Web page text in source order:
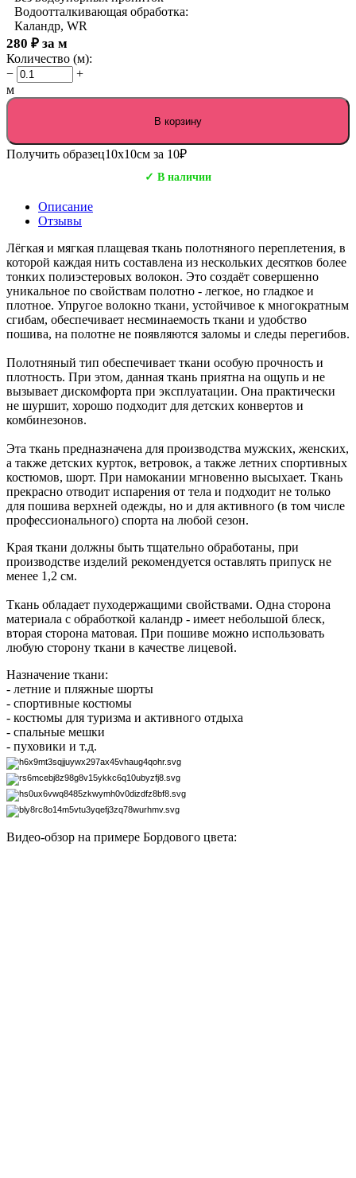
Водоотталкивающая обработка:
Каландр, WR
280 ₽ за м
Количество (м):
−
+
м
В корзину
Получить образец10х10см за 10₽
✓ В наличии
Описание
Отзывы
Лёгкая и мягкая плащевая ткань полотняного переплетения, в
которой каждая нить составлена из нескольких десятков более
тонких полиэстеровых волокон. Это создаёт совершенно
уникальное по свойствам полотно - легкое, но гладкое и
плотное. Упругое волокно ткани, устойчивое к многократным
сгибам, обеспечивает несминаемость ткани и удобство
пошива, на полотне не появляются заломы и следы перегибов.
Полотняный тип обеспечивает ткани особую прочность и
плотность. При этом, данная ткань приятна на ощупь и не
вызывает дискомфорта при эксплуатации. Она практически
не шуршит, хорошо подходит для детских конвертов и
комбинезонов.
Эта ткань предназначена для производства мужских, женских,
а также детских курток, ветровок, а также летних спортивных
костюмов, шорт. При намокании мгновенно высыхает. Ткань
прекрасно отводит испарения от тела и подходит не только
для пошива верхней одежды, но и для активного (в том числе
профессионального) спорта на любой сезон.
Края ткани должны быть тщательно обработаны, при
производстве изделий рекомендуется оставлять припуск не
менее 1,2 см.
Ткань обладает пуходержащими свойствами. Одна сторона
материала с обработкой каландр - имеет небольшой блеск,
вторая сторона матовая. При пошиве можно использовать
любую сторону ткани в качестве лицевой.
Назначение ткани:
- летние и пляжные шорты
- спортивные костюмы
- костюмы для туризма и активного отдыха
- спальные мешки
- пуховики и т.д.
Видео-обзор на примере Бордового цвета: